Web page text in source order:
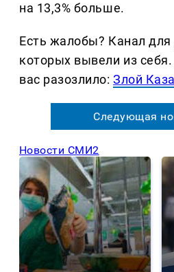
на 13,3% больше.
Есть жалобы? Канал
которых вывели из
вас разозлило:Злой
Следующая
Новости СМИ2